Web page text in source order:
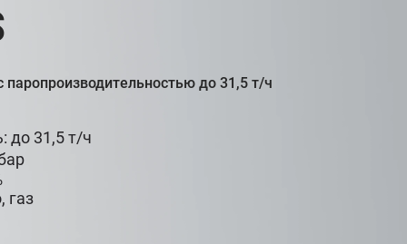
до 31,5 т/ч
до 31,5 т/ч
газ